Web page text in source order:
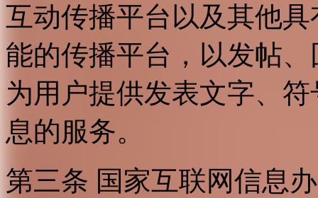
互动传播平台以及其他
能的传播平台，以发帖
为用户提供发表文字、
息的服务。
第三条 国家互联网信息